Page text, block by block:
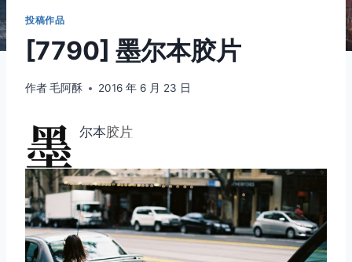
投稿作品
[7790] 墨尔本胶片
作者毛阿酥 2016 年 6 月 23 日
墨 尔本胶片